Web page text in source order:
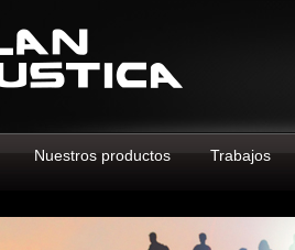
Nuestros productos Trabajos